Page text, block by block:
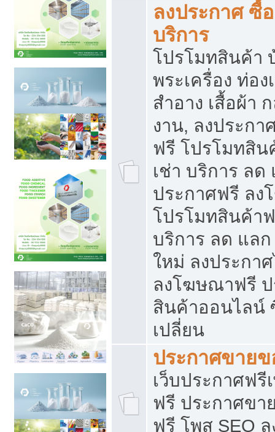
ลงประกาศ ซื้
บริการ
โปรโมทสินค้า
พระเครื่อง ท่อง
สำอาง เสื้อผ้า
งาน, ลงประก
ฟรี โปรโมทสิ
เช่า บริการ ลด
ประกาศฟรี ล
โปรโมทสินค้า
บริการ ลด แล
ใหม่ ลงประกา
ลงโฆษณาฟรี
สินค้าออนไลน์
เปลี่ยน
ประกาศขายข
เว็บประกาศฟรี
ฟรี ประกาศขา
ฟรี โพส SEO